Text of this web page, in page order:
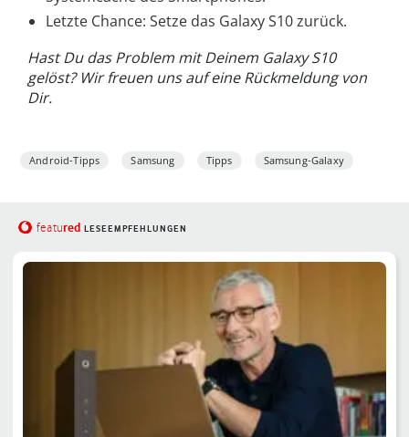
Letzte Chance: Setze das Galaxy S10 zurück.
Hast Du das Problem mit Deinem Galaxy S10
gelöst? Wir freuen uns auf eine Rückmeldung von
Dir.
Android-Tipps Samsung Tipps Samsung-Galaxy
featured LESEEMPFEHLUNGEN